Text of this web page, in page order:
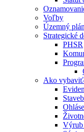
Voľby
Územný plán
Strategické
PHSR
Ako
Výrub